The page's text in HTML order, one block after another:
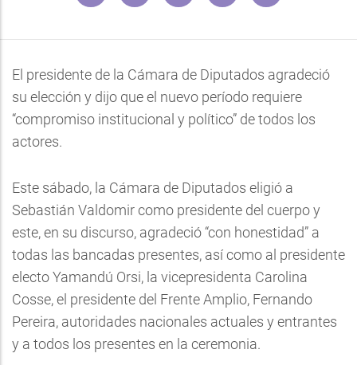
El presidente de la Cámara de Diputados agradeció
su elección y dijo que el nuevo período requiere
“compromiso institucional y político” de todos los
actores.
Este sábado, la Cámara de Diputados eligió a
Sebastián Valdomir como presidente del cuerpo y
este, en su discurso, agradeció “con honestidad” a
todas las bancadas presentes, así como al presidente
electo Yamandú Orsi, la vicepresidenta Carolina
Cosse, el presidente del Frente Amplio, Fernando
Pereira, autoridades nacionales actuales y entrantes
y a todos los presentes en la ceremonia.